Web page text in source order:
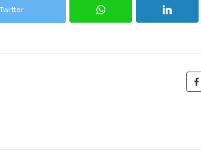
Twitter